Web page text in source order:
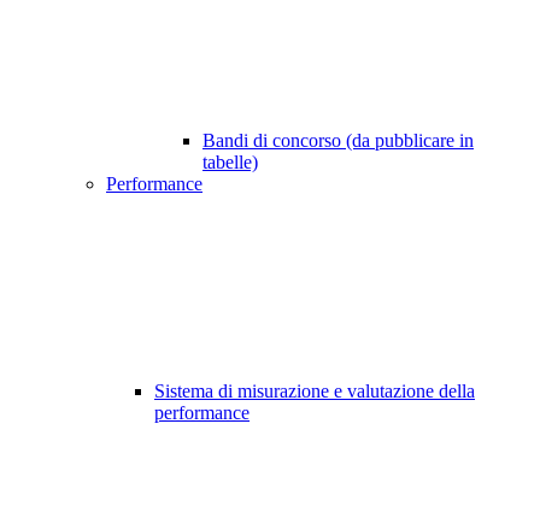
Bandi di concorso (da pubblicare in
tabelle)
Performance
Sistema di misurazione e valutazione della
performance